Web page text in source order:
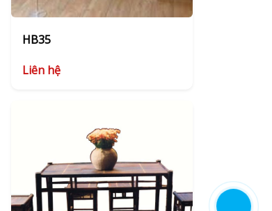
HB35
Liên hệ